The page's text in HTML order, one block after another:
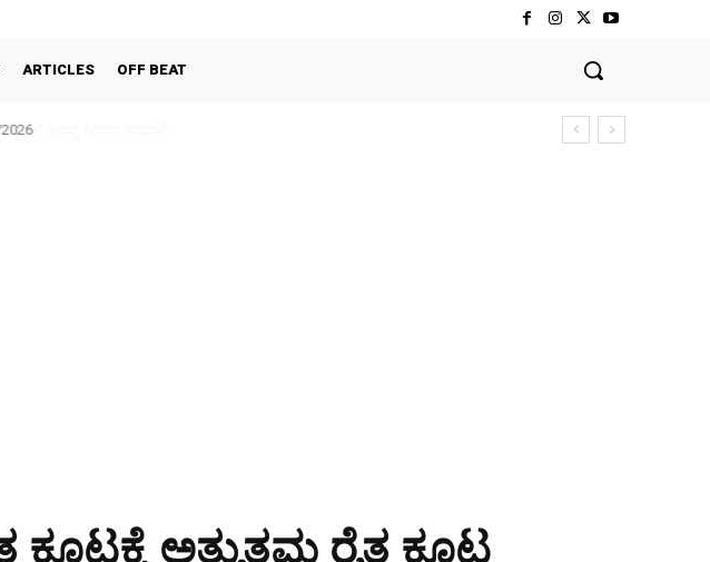
ARTICLES OFF BEAT
ಆಗಸ್ಟ್ 6ರಿಂದ 9ರವರೆಗೆ
ಅತ್ಯುತ್ತಮ ರೈತ ಕೂಟ